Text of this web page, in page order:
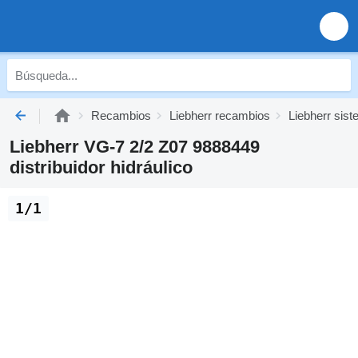
Recambios Liebherr recambios Liebherr
Liebherr VG-7 2/2 Z07 9888449
distribuidor hidráulico
1/1